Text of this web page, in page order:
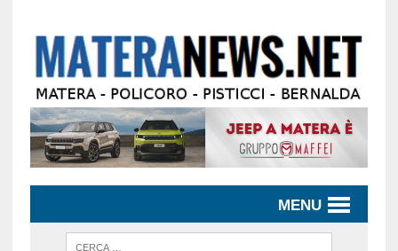
MENU